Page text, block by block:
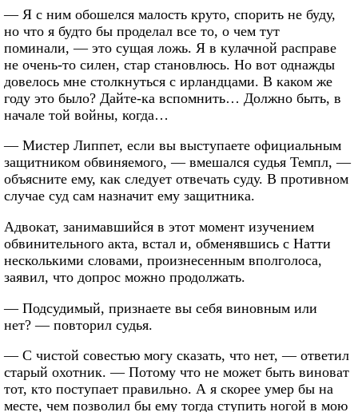
— Я с ним обошелся малость круто, спорить не буду,
но что я будто бы проделал все то, о чем тут
поминали, — это сущая ложь. Я в кулачной расправе
не очень-то силен, стар становлюсь. Но вот однажды
довелось мне столкнуться с ирландцами. В каком же
году это было? Дайте-ка вспомнить… Должно быть, в
начале той войны, когда…
— Мистер Липпет, если вы выступаете официальным
защитником обвиняемого, — вмешался судья Темпл, —
объясните ему, как следует отвечать суду. В противном
случае суд сам назначит ему защитника.
Адвокат, занимавшийся в этот момент изучением
обвинительного акта, встал и, обменявшись с Натти
несколькими словами, произнесенным вполголоса,
заявил, что допрос можно продолжать.
— Подсудимый, признаете вы себя виновным или
нет? — повторил судья.
— С чистой совестью могу сказать, что нет, — ответил
старый охотник. — Потому что не может быть виноват
тот, кто поступает правильно. А я скорее умер бы на
месте, чем позволил бы ему тогда ступить ногой в мою